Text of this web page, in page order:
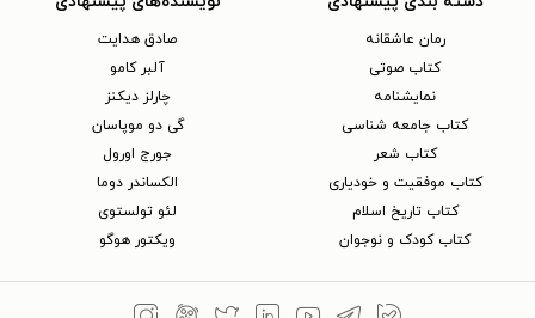
رمان عاشقانه
کتاب‌ صوتی
نمایشنامه
کتاب جامعه شناسی
کتاب شعر
کتاب موفقیت و خودیاری
کتاب تاریخ اسلام
کتاب کودک و نوجوان
صادق هدایت
آلبر کامو
چارلز دیکنز
گی دو موپاسان
جورج اورول
الکساندر دوما
لئو تولستوی
ویکتور هوگو